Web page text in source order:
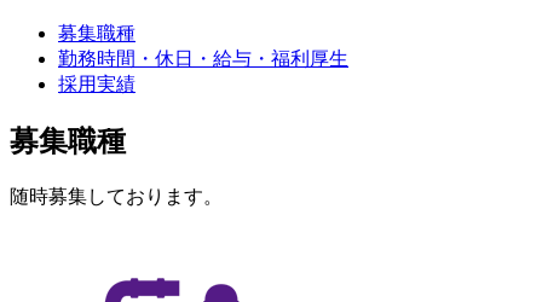
募集職種
勤務時間・休日・給与・福利厚生
採用実績
募集職種
随時募集しております。